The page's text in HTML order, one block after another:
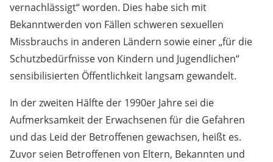
vernachlässigt“ worden. Dies habe sich mit
Bekanntwerden von Fällen schweren sexuellen
Missbrauchs in anderen Ländern sowie einer „für die
Schutzbedürfnisse von Kindern und Jugendlichen“
sensibilisierten Öffentlichkeit langsam gewandelt.
In der zweiten Hälfte der 1990er Jahre sei die
Aufmerksamkeit der Erwachsenen für die Gefahren
und das Leid der Betroffenen gewachsen, heißt es.
Zuvor seien Betroffenen von Eltern, Bekannten und